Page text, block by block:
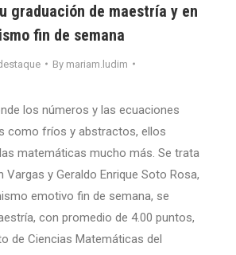
graduación de maestría y en
fin de semana
By mariam.ludim
los números y las ecuaciones
como fríos y abstractos, ellos
matemáticas mucho más. Se trata
Vargas y Geraldo Enrique Soto Rosa,
emotivo fin de semana, se
con promedio de 4.00 puntos,
de Ciencias Matemáticas del